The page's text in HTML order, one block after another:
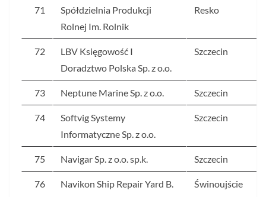
71
Spółdzielnia Produkcji
Rolnej Im. Rolnik
Resko
72
LBV Księgowość I
Doradztwo Polska Sp. z o.o.
Szczecin
73 Neptune Marine Sp. z o.o. Szczecin
74
Softvig Systemy
Informatyczne Sp. z o.o.
Szczecin
75 Navigar Sp. z o.o. sp.k. Szczecin
76
Navikon Ship Repair Yard B.
Świnoujście